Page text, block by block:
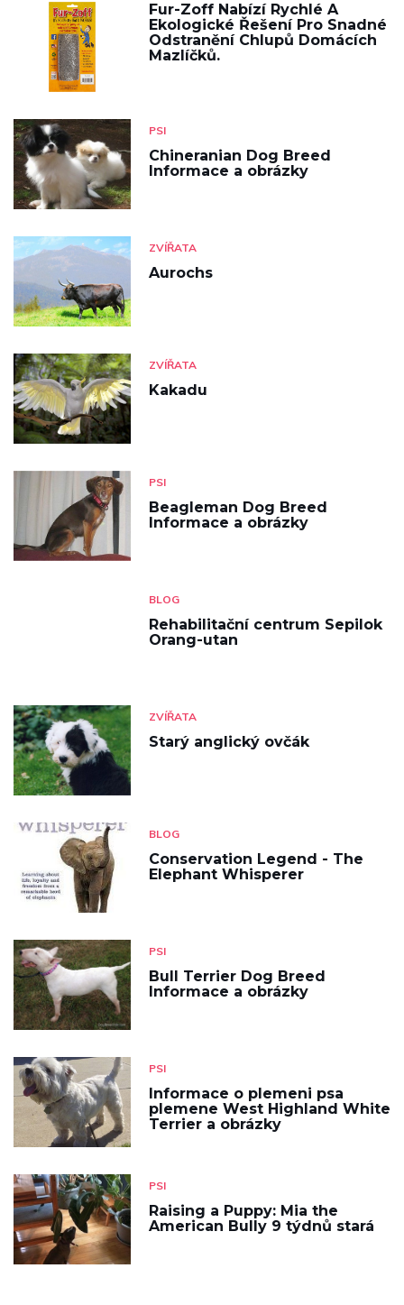
Fur-Zoff Nabízí Rychlé A
Ekologické Řešení Pro Snadné
Odstranění Chlupů Domácích
Mazlíčků.
PSI
Chineranian Dog Breed
Informace a obrázky
ZVÍŘATA
Aurochs
ZVÍŘATA
Kakadu
PSI
Beagleman Dog Breed
Informace a obrázky
BLOG
Rehabilitační centrum Sepilok
Orang-utan
ZVÍŘATA
Starý anglický ovčák
BLOG
Conservation Legend - The
Elephant Whisperer
PSI
Bull Terrier Dog Breed
Informace a obrázky
PSI
Informace o plemeni psa
plemene West Highland White
Terrier a obrázky
PSI
Raising a Puppy: Mia the
American Bully 9 týdnů stará